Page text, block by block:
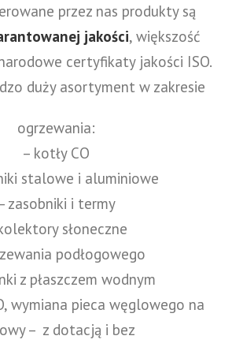
przez nas produkty są
jakości, większość
certyfikaty jakości ISO.
duży asortyment w zakresie
ogrzewania:
– kotły CO
stalowe i aluminiowe
zasobniki i termy
słoneczne
podłogowego
z płaszczem wodnym
wymiana pieca węglowego na
– z dotacją i bez